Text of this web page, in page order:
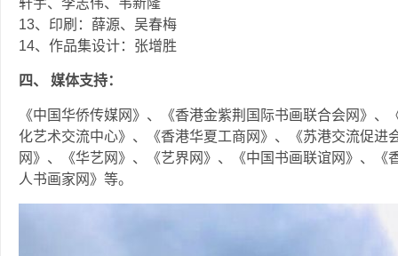
13、印刷：薛源、吴春梅
14、作品集设计：张增胜
四、 媒体支持：
《中国华侨传媒网》、《香港金紫荆国际书画联合会网》
化艺术交流中心》、《香港华夏工商网》、《苏港交流促进
网》、《华艺网》、《艺界网》、《中国书画联谊网》、
人书画家网》等。